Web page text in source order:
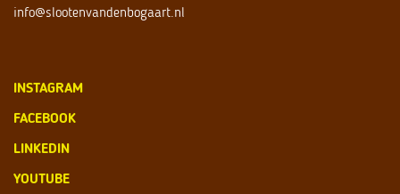
info@slootenvandenbogaart.nl
INSTAGRAM
FACEBOOK
LINKEDIN
YOUTUBE